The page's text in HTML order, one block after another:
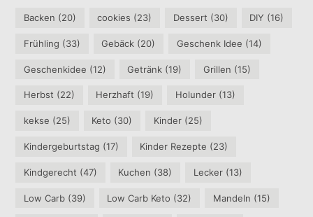
Backen (20) cookies (23) Dessert (30) DIY (16)
Frühling (33) Gebäck (20) Geschenk Idee (14)
Geschenkidee (12) Getränk (19) Grillen (15)
Herbst (22) Herzhaft (19) Holunder(13)
kekse (25) Keto (30) Kinder(25)
Kindergeburtstag (17) Kinder Rezepte (23)
Kindgerecht (47) Kuchen (38) Lecker(13)
Low Carb (39) Low Carb Keto (32) Mandeln (15)